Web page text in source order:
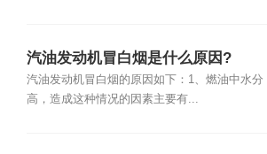
汽油发动机冒白烟是什么原因?
汽油发动机冒白烟的原因如下：1、燃油中水分
高，造成这种情况的因素主要有...